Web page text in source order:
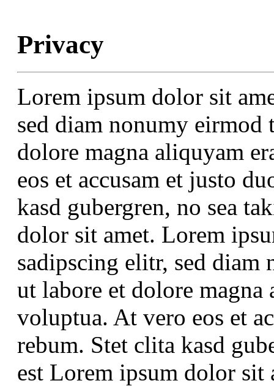
Privacy
Lorem ipsum dolor sit
sed diam nonumy
dolore magna aliquyam
eos et accusam et justo
kasd gubergren, no sea
dolor sit amet. Lorem
sadipscing elitr, sed
ut labore et dolore magna
voluptua. At vero eos et
rebum. Stet clita kasd
est Lorem ipsum dolor sit